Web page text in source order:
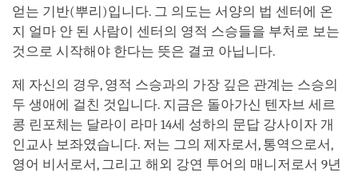
얻는 기반(뿌리)입니다. 그 의도는 서양의 법 센터에 온
지 얼마 안 된 사람이 센터의 영적 스승들을 부처로 보는
것으로 시작해야 한다는 뜻은 결코 아닙니다.
제 자신의 경우, 영적 스승과의 가장 깊은 관계는 스승의
두 생애에 걸친 것입니다. 지금은 돌아가신 텐자브 세르
콩 린포체는 달라이 라마 14세 성하의 문답 강사이자 개
인교사 보좌였습니다. 저는 그의 제자로서, 통역으로서,
영어 비서로서, 그리고 해외 강연 투어의 매니저로서 9년